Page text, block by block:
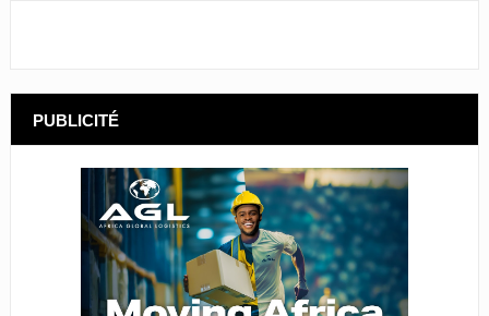
PUBLICITÉ